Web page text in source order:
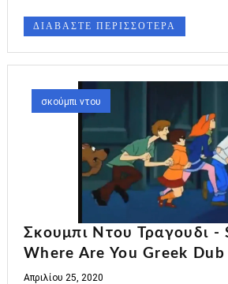
ΔΙΑΒΑΣΤΕ ΠΕΡΙΣΣΟΤΕΡΑ
σκούμπι ντου
Σκουμπι Ντου Τραγουδι -
Where Are You Greek Dub
Απριλίου 25, 2020